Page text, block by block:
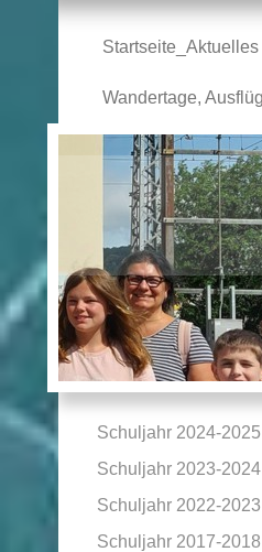
Startseite_Aktuelles
Wandertage,
Schuljahr 2024-2025
Schuljahr 2023-2024
Schuljahr 2022-2023
Schuljahr 2017-2018